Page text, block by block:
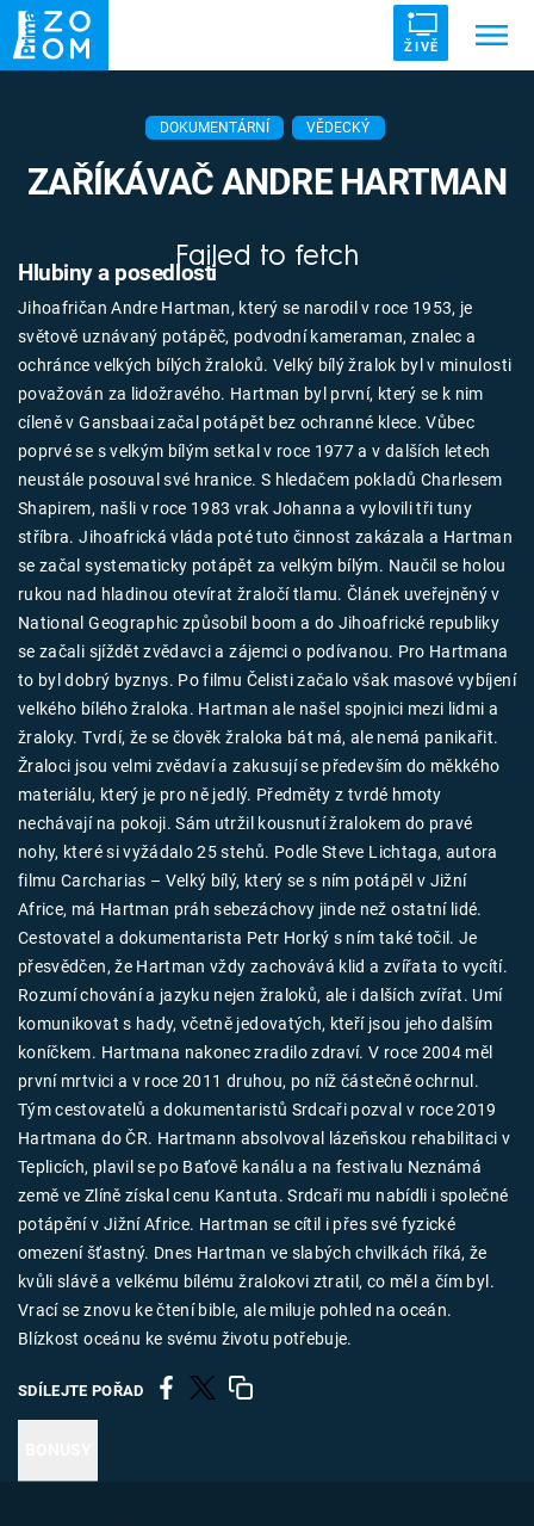
ŽIVĚ
ZRÁDCI UFO DRUHÁ SVĚTOVÁ VÁLKA
ZÁHADY VETŘELCI DÁVNOVĚKU
Témata
Témata
Pořady
TV Program
Časopis
Sledujte prima+
Přihlášení
Sledujte nás
DOKUMENTÁRNÍ VĚDECKÝ
ZAŘÍKÁVAČ ANDRE HARTMAN
Failed to fetch
Jihoafričan Andre Hartman, který se narodil v roce 1953, je
světově uznávaný potápěč, podvodní kameraman, znalec a
ochránce velkých bílých žraloků. Velký bílý žralok byl v minulosti
považován za lidožravého. Hartman byl první, který se k nim
cíleně v Gansbaai začal potápět bez ochranné klece. Vůbec
poprvé se s velkým bílým setkal v roce 1977 a v dalších letech
neustále posouval své hranice. S hledačem pokladů Charlesem
Shapirem, našli v roce 1983 vrak Johanna a vylovili tři tuny
stříbra. Jihoafrická vláda poté tuto činnost zakázala a Hartman
se začal systematicky potápět za velkým bílým. Naučil se holou
rukou nad hladinou otevírat žraločí tlamu. Článek uveřejněný v
National Geographic způsobil boom a do Jihoafrické republiky
se začali sjíždět zvědavci a zájemci o podívanou. Pro Hartmana
to byl dobrý byznys. Po filmu Čelisti začalo však masové vybíjení
velkého bílého žraloka. Hartman ale našel spojnici mezi lidmi a
žraloky. Tvrdí, že se člověk žraloka bát má, ale nemá panikařit.
Žraloci jsou velmi zvědaví a zakusují se především do měkkého
materiálu, který je pro ně jedlý. Předměty z tvrdé hmoty
nechávají na pokoji. Sám utržil kousnutí žralokem do pravé
nohy, které si vyžádalo 25 stehů. Podle Steve Lichtaga, autora
filmu Carcharias – Velký bílý, který se s ním potápěl v Jižní
Africe, má Hartman práh sebezáchovy jinde než ostatní lidé.
Cestovatel a dokumentarista Petr Horký s ním také točil. Je
přesvědčen, že Hartman vždy zachovává klid a zvířata to vycítí.
Rozumí chování a jazyku nejen žraloků, ale i dalších zvířat. Umí
komunikovat s hady, včetně jedovatých, kteří jsou jeho dalším
koníčkem. Hartmana nakonec zradilo zdraví. V roce 2004 měl
první mrtvici a v roce 2011 druhou, po níž částečně ochrnul.
Tým cestovatelů a dokumentaristů Srdcaři pozval v roce 2019
Hartmana do ČR. Hartmann absolvoval lázeňskou rehabilitaci v
Teplicích, plavil se po Baťově kanálu a na festivalu Neznámá
země ve Zlíně získal cenu Kantuta. Srdcaři mu nabídli i společné
potápění v Jižní Africe. Hartman se cítil i přes své fyzické
omezení šťastný. Dnes Hartman ve slabých chvilkách říká, že
kvůli slávě a velkému bílému žralokovi ztratil, co měl a čím byl.
Vrací se znovu ke čtení bible, ale miluje pohled na oceán.
Blízkost oceánu ke svému životu potřebuje.
SDÍLEJTE POŘAD
Hlubiny a posedlosti